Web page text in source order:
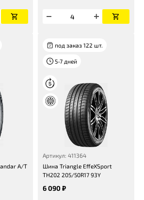
A/T
под заказ 122 шт.
5-7 дней
Артикул: 411364
Шина Triangle EffeXSport
TH202 205/50R17 93Y
6 090 ₽